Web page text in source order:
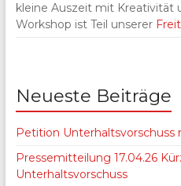
kleine Auszeit mit Kreativität
Workshop ist Teil unserer
Neueste Beiträge
Petition Unterhaltsvorschuss
Pressemitteilung 17.04.26
Unterhaltsvorschuss